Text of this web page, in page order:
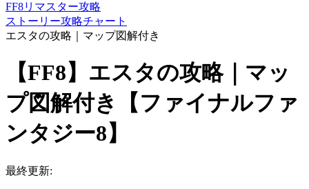
FF8リマスター攻略
ストーリー攻略チャート
エスタの攻略｜マップ図解付き
【FF8】エスタの攻略｜マッ
プ図解付き【ファイナルファ
ンタジー8】
最終更新: